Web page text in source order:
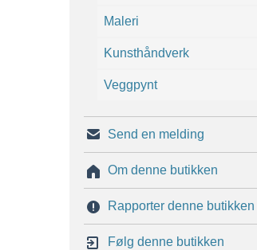
Maleri
Kunsthåndverk
Veggpynt
Send en melding
Om denne butikken
Rapporter denne butikken
Følg denne butikken